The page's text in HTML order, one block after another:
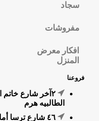
سجاد
مفروشات
افكار معرض
المنزل
فروعنا
٢آخر شارع
الطالبيه هرم
٤٦ شارع